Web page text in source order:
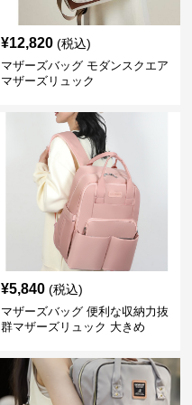
¥12,820 (税込)
マザーズバッグ モダンスクエア
マザーズリュック
¥5,840 (税込)
マザーズバッグ 便利な収納力抜
群マザーズリュック 大きめ